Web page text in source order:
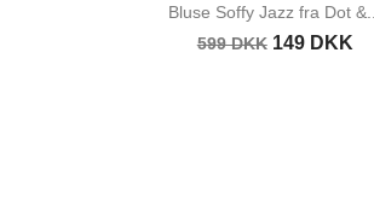
Bluse Soffy Jazz fra Dot &...
599 DKK 149 DKK